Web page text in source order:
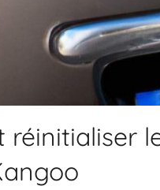
réinitialiser